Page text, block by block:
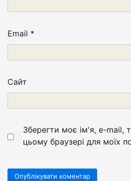
Email *
Сайт
Зберегти моє ім'я, e-mail,
цьому браузері для моїх